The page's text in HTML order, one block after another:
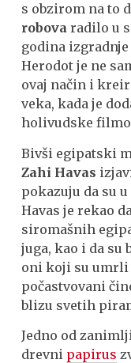
s obzirom na to
robova radilo u
godina
Herodot je ne
ovaj način i
veka, kada je
holivudske
Bivši egipatski
Zahi Havas
pokazuju da su
Havas je rekao
siromašnih
juga, kao i da su
oni koji su umrli
počastvovani
blizu svetih
Jedno od
drevni papirus